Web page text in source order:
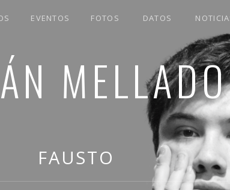
MELLADO
EVENTOS FOTOS DATOS
FAUSTO